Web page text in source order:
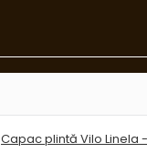
Capac plintă Vilo Linela